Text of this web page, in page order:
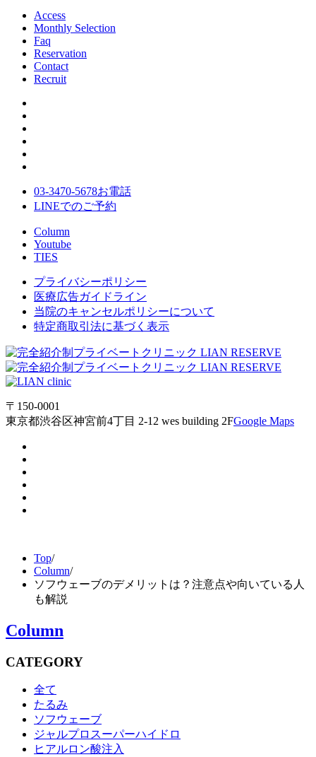
Access
Monthly Selection
Faq
Reservation
Contact
Recruit
03-3470-5678お電話
LINEでのご予約
Column
Youtube
TIES
プライバシーポリシー
医療広告ガイドライン
当院のキャンセルポリシーについて
特定商取引法に基づく表示
〒150-0001
東京都渋谷区神宮前4丁目 2-12 wes building 2FGoogle Maps
Top/
Column/
ソフウェーブのデメリットは？注意点や向いている人
も解説
Column
CATEGORY
全て
たるみ
ソフウェーブ
ジャルプロスーパーハイドロ
ヒアルロン酸注入